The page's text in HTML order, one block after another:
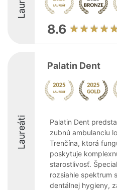
8.6
Laureáti
Palatin Dent
Palatin Dent
zubnú ambulanciu
Trenčína, ktorá
poskytuje
starostlivosť.
rozsiahle spektrum
dentálnej hygieny,